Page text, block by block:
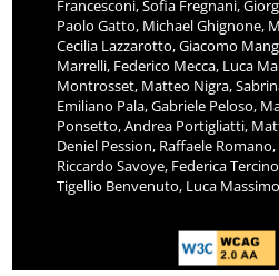
Francesconi, Sofia Fregnani,
Paolo Gatto, Michael Ghignone,
Cecilia Lazzarotto, Giacomo
Marrelli, Federico Mecca, Luca
Montrosset, Matteo Nigra,
Emiliano Pala, Gabriele Peloso,
Ponsetto, Andrea Portigliatti,
Deniel Pession, Raffaele
Riccardo Savoye, Federica
Tigellio Benvenuto, Luca